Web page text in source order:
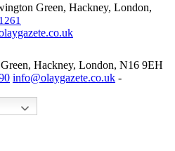
Green, Hackney, London,
Hackney, London, N16 9EH
info@olaygazete.co.uk -